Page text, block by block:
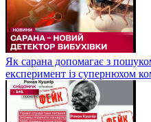
Як сарана допомагає з
експеримент із супернюхом